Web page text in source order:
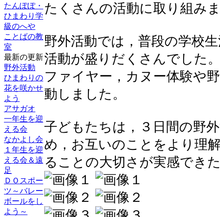
たんぽぽ・
ひまわり学
級のへや
ことばの教
室
最新の更新
野外活動
ひまわりの
花を咲かせ
よう
アサガオ
一年生を迎
える会
なかよし会
１年生を迎
える会＆遠
足
ＤＯスポー
ツ～バレー
ボールをし
よう～
たくさんの活動に取り組み
野外活動では，普段の学校
活動が盛りだくさんでした
ファイヤー，カヌー体験や
動しました。
子どもたちは，３日間の野
め，お互いのことをより理
ることの大切さが実感でき